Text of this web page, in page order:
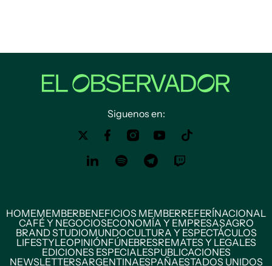
Siguenos en:
HOMEMEMBERBENEFICIOS MEMBERREFERÍNACIONAL
CAFÉ Y NEGOCIOSECONOMÍA Y EMPRESASAGRO
BRAND STUDIOMUNDOCULTURA Y ESPECTÁCULOS
LIFESTYLEOPINIÓNFÚNEBRESREMATES Y LEGALES
EDICIONES ESPECIALESPUBLICACIONES
NEWSLETTERSARGENTINAESPAÑAESTADOS UNIDOS